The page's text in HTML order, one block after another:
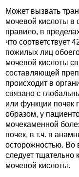
Может вызвать
мочевой кислоты в
правило, в
что соответствует
пожилых лиц
мочевой кислоты
составляющей
происходит в
связано с
или функции почек
образом, у
мочекаменной
почек, в т.ч. в
осторожностью. Во
следует тщательно
мочевой кислоты.